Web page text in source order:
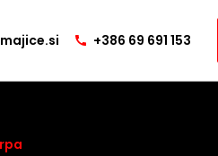
+386 69 691 153